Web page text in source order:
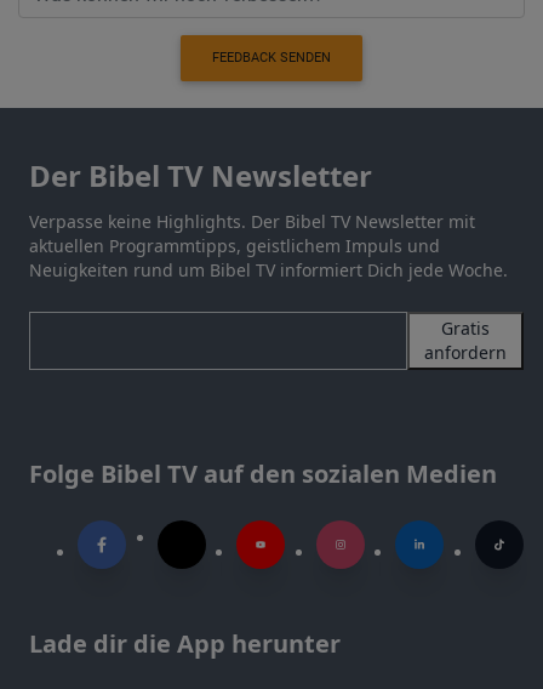
FEEDBACK SENDEN
Der Bibel TV Newsletter
Verpasse keine Highlights. Der Bibel TV Newsletter mit
aktuellen Programmtipps, geistlichem Impuls und
Neuigkeiten rund um Bibel TV informiert Dich jede Woche.
Gratis
anfordern
Folge Bibel TV auf den sozialen Medien
Lade dir die App herunter